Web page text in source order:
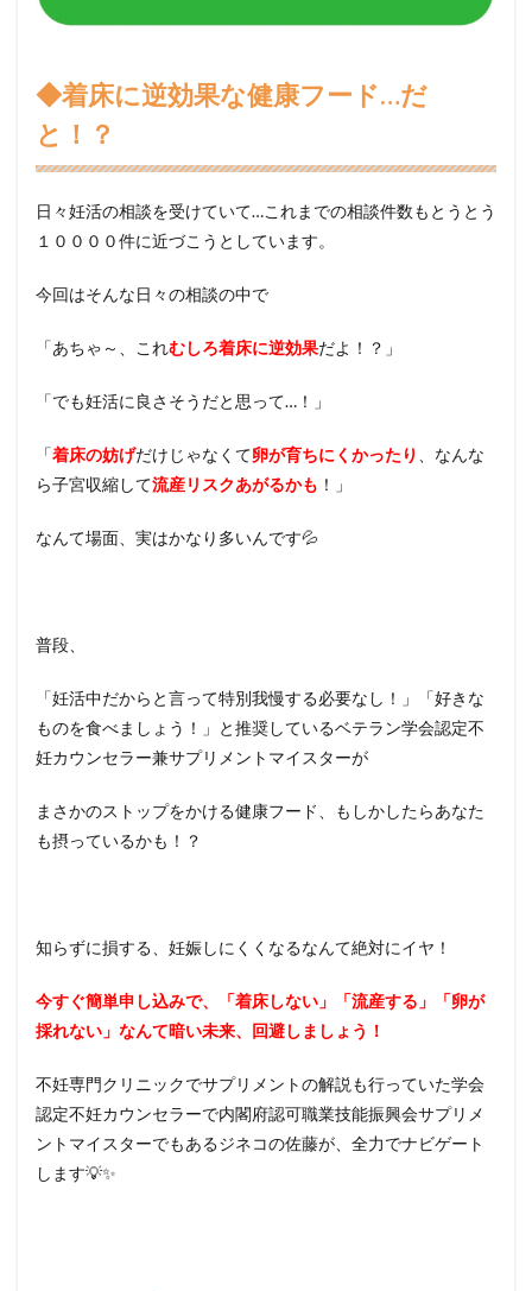
◆着床に逆効果な健康フード…だ
と！？
日々妊活の相談を受けていて…これまでの相談件数もとうとう
１００００件に近づこうとしています。
今回はそんな日々の相談の中で
「あちゃ～、これむしろ着床に逆効果だよ！？」
「でも妊活に良さそうだと思って…！」
「着床の妨げだけじゃなくて卵が育ちにくかったり 、なんな
ら子宮収縮して流産リスクあがるかも ！」
なんて場面、実はかなり多いんです💦
普段、
「妊活中だからと言って特別我慢する必要なし！」「好きな
ものを食べましょう！」と推奨しているベテラン学会認定不
妊カウンセラー兼サプリメントマイスターが
まさかのストップをかける健康フード、もしかしたらあなた
も摂っているかも！？
知らずに損する、妊娠しにくくなるなんて絶対にイヤ！
今すぐ簡単申し込みで、「着床しない」「流産する」「卵が
採れない」なんて暗い未来、回避しましょう！
不妊専門クリニックでサプリメントの解説も行っていた学会
認定不妊カウンセラーで内閣府認可職業技能振興会サプリメ
ントマイスターでもあるジネコの佐藤が、全力でナビゲート
します💡✨